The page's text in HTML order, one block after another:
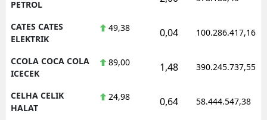
PETROL
CATES CATES
ELEKTRIK
49,38 0,04 100.286.417,16
CCOLA COCA COLA
ICECEK
89,00 1,48 390.245.737,55
CELHA CELIK
HALAT
24,98 0,64 58.444.547,38